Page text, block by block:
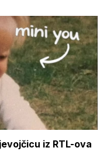
iz RTL-ova